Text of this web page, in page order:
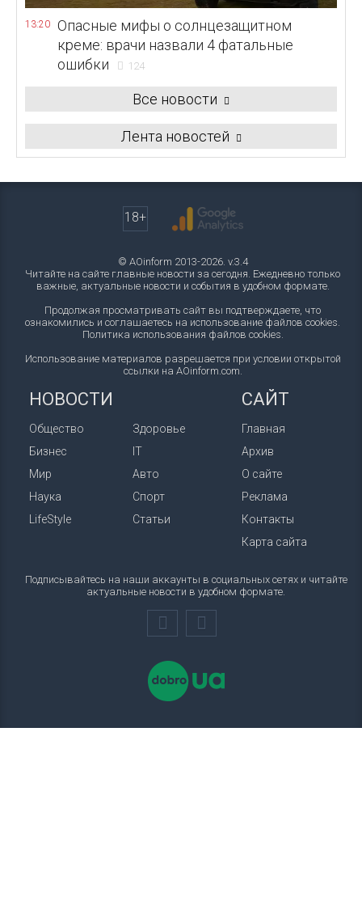
13:20
Опасные мифы о солнцезащитном
креме: врачи назвали 4 фатальные
ошибки
124
Все новости
Лента новостей
18+
© AOinform 2013-2026. v.3.4
Читайте на сайте главные новости за сегодня. Ежедневно только
важные, актуальные новости и события в удобном формате.
Продолжая просматривать сайт вы подтверждаете, что
ознакомились и соглашаетесь на использование файлов cookies.
Политика использования файлов cookies.
Использование материалов разрешается при условии открытой
ссылки на AOinform.com.
НОВОСТИ
Общество
Бизнес
Мир
Наука
LifeStyle
Здоровье
IT
Авто
Спорт
Статьи
САЙТ
Главная
Архив
О сайте
Реклама
Контакты
Карта сайта
Подписывайтесь на наши аккаунты в социальных сетях и читайте
актуальные новости в удобном формате.